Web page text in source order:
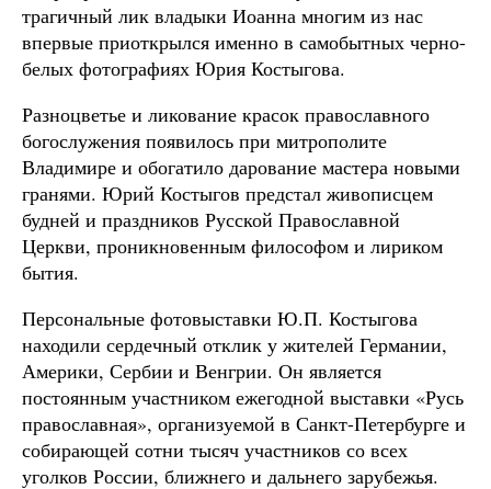
трагичный лик владыки Иоанна многим из нас
впервые приоткрылся именно в самобытных черно-
белых фотографиях Юрия Костыгова.
Разноцветье и ликование красок православного
богослужения появилось при митрополите
Владимире и обогатило дарование мастера новыми
гранями. Юрий Костыгов предстал живописцем
будней и праздников Русской Православной
Церкви, проникновенным философом и лириком
бытия.
Персональные фотовыставки Ю.П. Костыгова
находили сердечный отклик у жителей Германии,
Америки, Сербии и Венгрии. Он является
постоянным участником ежегодной выставки «Русь
православная», организуемой в Санкт-Петербурге и
собирающей сотни тысяч участников со всех
уголков России, ближнего и дальнего зарубежья.